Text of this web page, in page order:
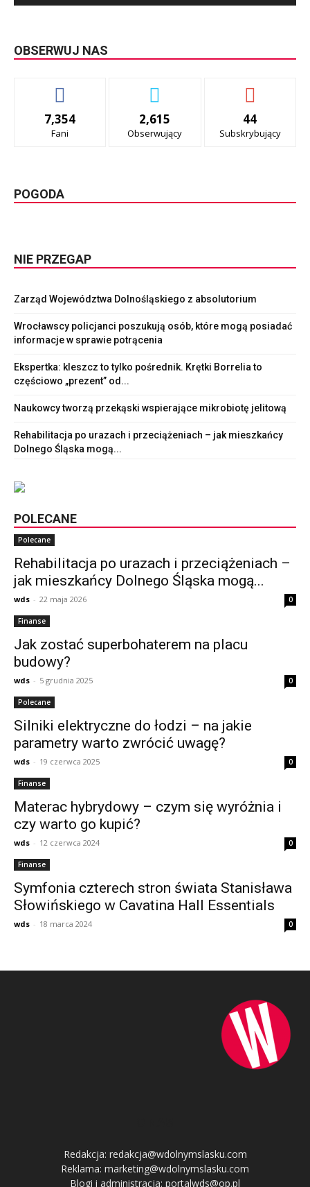
OBSERWUJ NAS
7,354
Fani
2,615
Obserwujący
44
Subskrybujący
POGODA
NIE PRZEGAP
Zarząd Województwa Dolnośląskiego z absolutorium
Wrocławscy policjanci poszukują osób, które mogą posiadać
informacje w sprawie potrącenia
Ekspertka: kleszcz to tylko pośrednik. Krętki Borrelia to
częściowo „prezent” od...
Naukowcy tworzą przekąski wspierające mikrobiotę jelitową
Rehabilitacja po urazach i przeciążeniach – jak mieszkańcy
Dolnego Śląska mogą...
POLECANE
Polecane
Rehabilitacja po urazach i przeciążeniach –
jak mieszkańcy Dolnego Śląska mogą...
wds - 22 maja 2026 0
Finanse
Jak zostać superbohaterem na placu
budowy?
wds - 5 grudnia 2025 0
Polecane
Silniki elektryczne do łodzi – na jakie
parametry warto zwrócić uwagę?
wds - 19 czerwca 2025 0
Finanse
Materac hybrydowy – czym się wyróżnia i
czy warto go kupić?
wds - 12 czerwca 2024 0
Finanse
Symfonia czterech stron świata Stanisława
Słowińskiego w Cavatina Hall Essentials
wds - 18 marca 2024 0
Redakcja: redakcja@wdolnymslasku.com
Reklama: marketing@wdolnymslasku.com
Blogi i administracja: portalwds@op.pl